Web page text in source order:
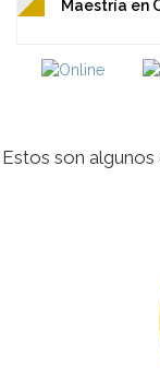
Maestría en
Estos son